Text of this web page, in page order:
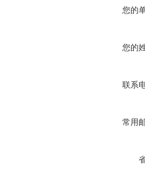
您的
您的
联系
常用